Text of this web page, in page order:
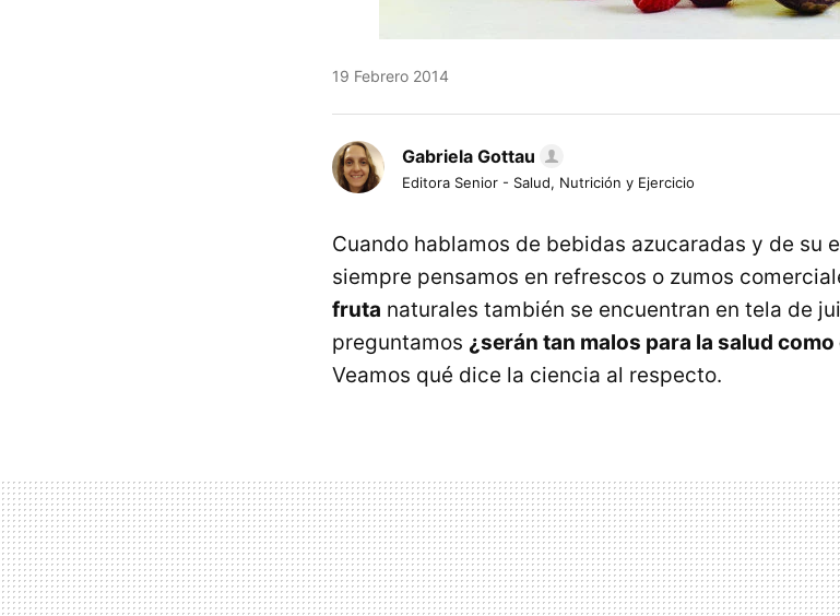
19 Febrero 2014
Gabriela Gottau
Editora Senior - Salud, Nutrición y Ejercicio
Cuando hablamos de bebidas azucaradas y de su
siempre pensamos en refrescos o zumos
fruta naturales también se encuentran en tela de
preguntamos ¿serán tan malos para la salud
Veamos qué dice la ciencia al respecto.